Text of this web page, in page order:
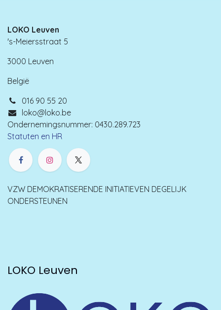
LOKO Leuven
's-Meiersstraat 5
3000 Leuven
België
016 90 55 20
loko@loko.be
Ondernemingsnummer: 0430.289.723
Statuten en HR
VZW DEMOKRATISERENDE INITIATIEVEN DEGELIJK
ONDERSTEUNEN
LOKO Leuven